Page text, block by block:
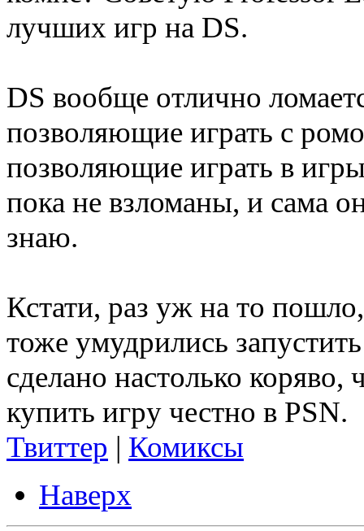
лучших игр на DS.
DS вообще отлично
позволяющие играть с
позволяющие играть в
пока не взломаны, и сама
знаю.
Кстати, раз уж на то
тоже умудрились
сделано настолько
купить игру честно в PSN.
Твиттер | Комиксы
Наверх